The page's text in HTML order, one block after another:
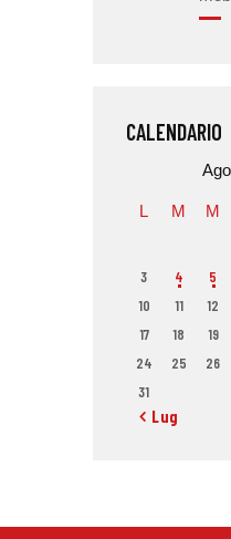
CALENDARIO
L M M
3
4 5
10
11 12
17
18 19
24
25 26
31
« Lug